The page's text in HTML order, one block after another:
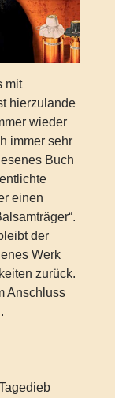
mit
hierzulande
wieder
immer sehr
Buch
einen
der
Werk
zurück.
Anschluss